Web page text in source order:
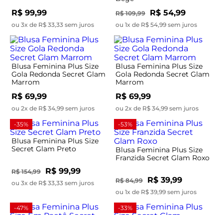
R$ 99,99
ou 3x de R$ 33,33 sem juros
R$ 109,99 R$ 54,99
ou 1x de R$ 54,99 sem juros
Blusa Feminina Plus Size
Gola Redonda Secret Glam
Marrom
R$ 69,99
ou 2x de R$ 34,99 sem juros
Blusa Feminina Plus Size
Gola Redonda Secret Glam
Marrom
R$ 69,99
ou 2x de R$ 34,99 sem juros
-35%
Blusa Feminina Plus Size
Secret Glam Preto
R$ 154,99 R$ 99,99
ou 3x de R$ 33,33 sem juros
-53%
Blusa Feminina Plus Size
Franzida Secret Glam Roxo
R$ 84,99 R$ 39,99
ou 1x de R$ 39,99 sem juros
-47% -33%